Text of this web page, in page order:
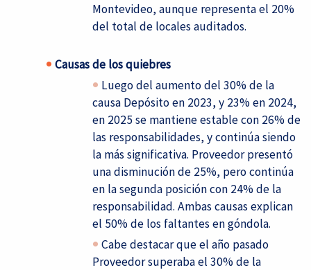
Montevideo, aunque representa el 20%
del total de locales auditados.
Causas de los quiebres
Luego del aumento del 30% de la
causa Depósito en 2023, y 23% en 2024,
en 2025 se mantiene estable con 26% de
las responsabilidades, y continúa siendo
la más significativa. Proveedor presentó
una disminución de 25%, pero continúa
en la segunda posición con 24% de la
responsabilidad. Ambas causas explican
el 50% de los faltantes en góndola.
Cabe destacar que el año pasado
Proveedor superaba el 30% de la